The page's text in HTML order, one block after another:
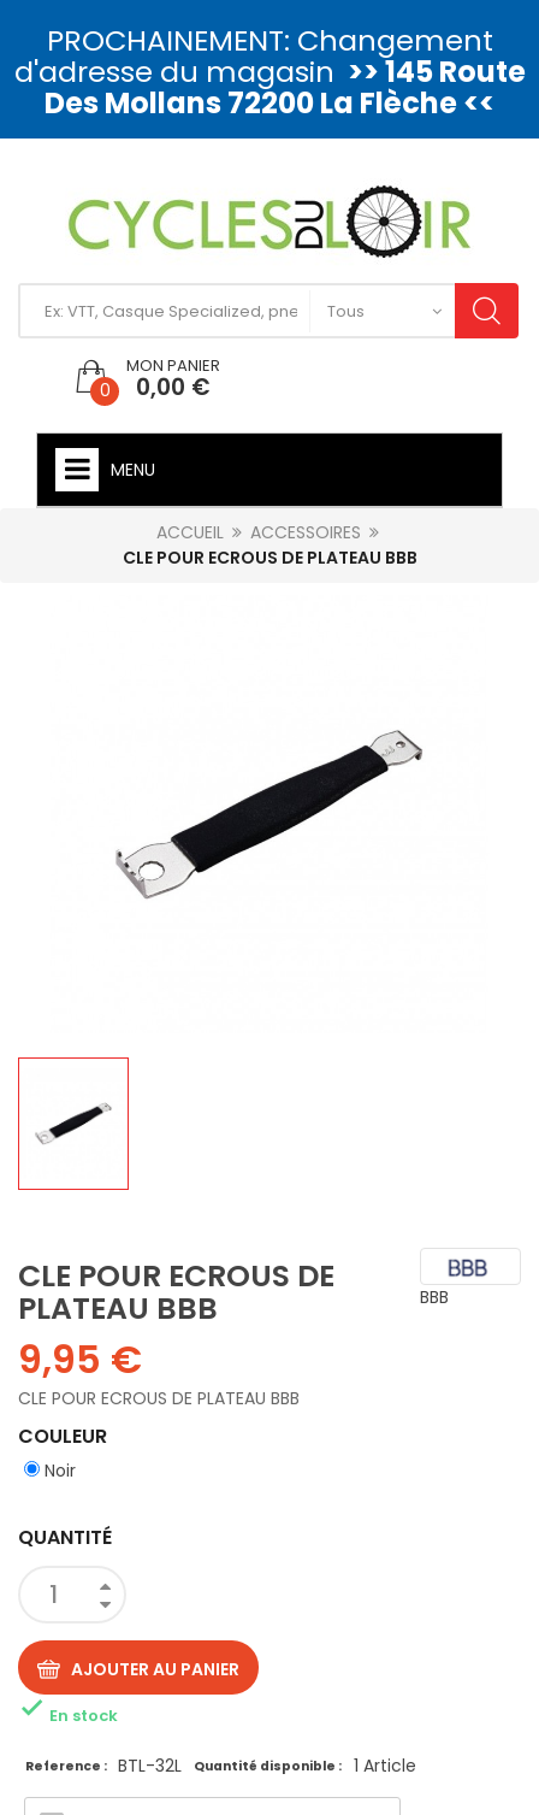
PROCHAINEMENT: Changement
d'adresse du magasin >> 145 Route
Des Mollans 72200 La Flèche <<
0
MON PANIER
0,00 €
MENU
ACCUEIL
ACCESSOIRES
CLE POUR ECROUS DE PLATEAU BBB
BBB
CLE POUR ECROUS DE
PLATEAU BBB
9,95 €
CLE POUR ECROUS DE PLATEAU BBB
COULEUR
Noir
QUANTITÉ
AJOUTER AU PANIER
 En stock
Reference : BTL-32L Quantité disponible : 1 Article